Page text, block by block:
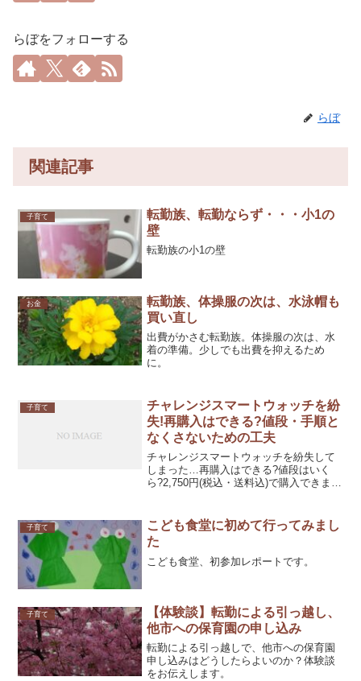
らぼをフォローする
らぼ
関連記事
子育て
転勤族、転勤ならず・・・小1の
壁
転勤族の小1の壁
お金
転勤族、体操服の次は、水泳帽も
買い直し
出費がかさむ転勤族。体操服の次は、水
着の準備。少しでも出費を抑えるため
に。
子育て
チャレンジスマートウォッチを紛
失!再購入はできる?値段・手順と
なくさないための工夫
チャレンジスマートウォッチを紛失して
しまった…再購入はできる?値段はいく
ら?2,750円(税込・送料込)で購入できま
障の場合は無償交換の可能性もありま
す。
子育て
こども食堂に初めて行ってみまし
た
こども食堂、初参加レポートです。
子育て
【体験談】転勤による引っ越し、
他市への保育園の申し込み
転勤による引っ越しで、他市への保育園
申し込みはどうしたらよいのか？体験談
をお伝えします。